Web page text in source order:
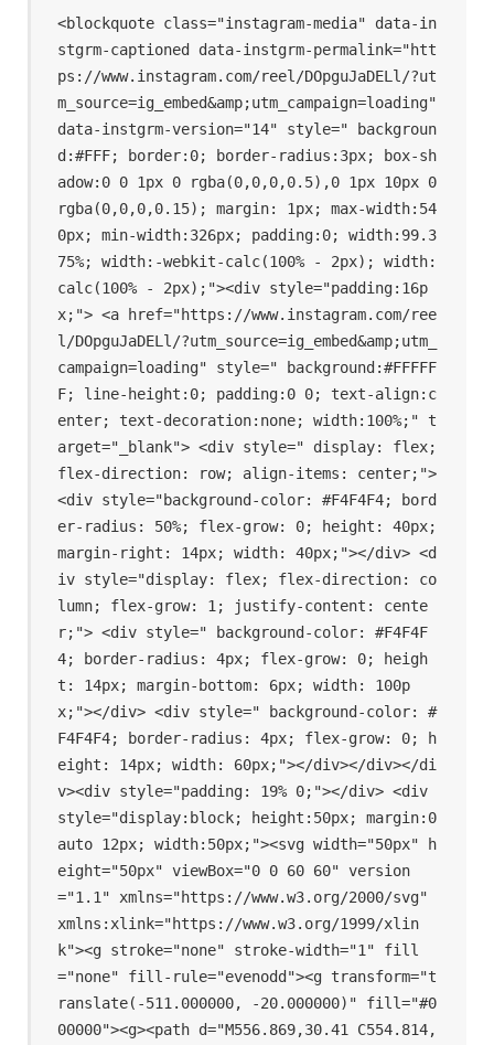
<blockquote class="instagram-media" data-in
stgrm-captioned data-instgrm-permalink="htt
ps://www.instagram.com/reel/DOpguJaDELl/?ut
m_source=ig_embed&amp;utm_campaign=loading"
data-instgrm-version="14" style=" backgroun
d:#FFF; border:0; border-radius:3px; box-sh
adow:0 0 1px 0 rgba(0,0,0,0.5),0 1px 10px 0
rgba(0,0,0,0.15); margin: 1px; max-width:54
0px; min-width:326px; padding:0; width:99.3
75%; width:-webkit-calc(100% - 2px); width:
calc(100% - 2px);"><div style="padding:16p
x;"> <a href="https://www.instagram.com/ree
l/DOpguJaDELl/?utm_source=ig_embed&amp;utm_
campaign=loading" style=" background:#FFFFF
F; line-height:0; padding:0 0; text-align:c
enter; text-decoration:none; width:100%;" t
arget="_blank"> <div style=" display: flex;
flex-direction: row; align-items: center;">
<div style="background-color: #F4F4F4; bord
er-radius: 50%; flex-grow: 0; height: 40px;
margin-right: 14px; width: 40px;"></div> <d
iv style="display: flex; flex-direction: co
lumn; flex-grow: 1; justify-content: cente
r;"> <div style=" background-color: #F4F4F
4; border-radius: 4px; flex-grow: 0; heigh
t: 14px; margin-bottom: 6px; width: 100p
x;"></div> <div style=" background-color: #
F4F4F4; border-radius: 4px; flex-grow: 0; h
eight: 14px; width: 60px;"></div></div></di
v><div style="padding: 19% 0;"></div> <div
style="display:block; height:50px; margin:0
auto 12px; width:50px;"><svg width="50px" h
eight="50px" viewBox="0 0 60 60" version
="1.1" xmlns="https://www.w3.org/2000/svg"
xmlns:xlink="https://www.w3.org/1999/xlin
k"><g stroke="none" stroke-width="1" fill
="none" fill-rule="evenodd"><g transform="t
ranslate(-511.000000, -20.000000)" fill="#0
00000"><g><path d="M556.869,30.41 C554.814,